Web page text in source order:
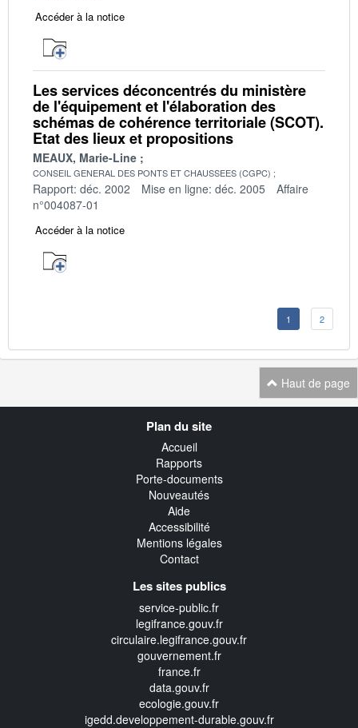
Accéder à la notice
Les services déconcentrés du ministère
de l'équipement et l'élaboration des
schémas de cohérence territoriale (SCOT).
Etat des lieux et propositions
MEAUX, Marie-Line
CONSEIL GENERAL DES PONTS ET CHAUSSEES (CGPC)
Rapport: déc. 2002 Mise en ligne: déc. 2005
Affaire
n°004087-01
Accéder à la notice
1 2
Haut de page
Plan du site
Accueil
Rapports
Porte-documents
Nouveautés
Aide
Accessibilité
Mentions légales
Contact
Les sites publics
service-public.fr
legifrance.gouv.fr
circulaire.legifrance.gouv.fr
gouvernement.fr
france.fr
data.gouv.fr
ecologie.gouv.fr
igedd.developpement-durable.gouv.fr